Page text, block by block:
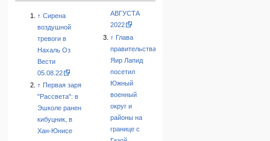
↑ Сирена
воздушной
тревоги в
Нахаль Оз
Вести
05.08.22
↑ Первая заря
"Рассвета": в
Эшколе ранен
кибуцник, в
Хан-Юнисе
АВГУСТА
2022
↑ Глава
правительства
Яир Лапид
посетил
Южный
военный
округ и
районы на
границе с